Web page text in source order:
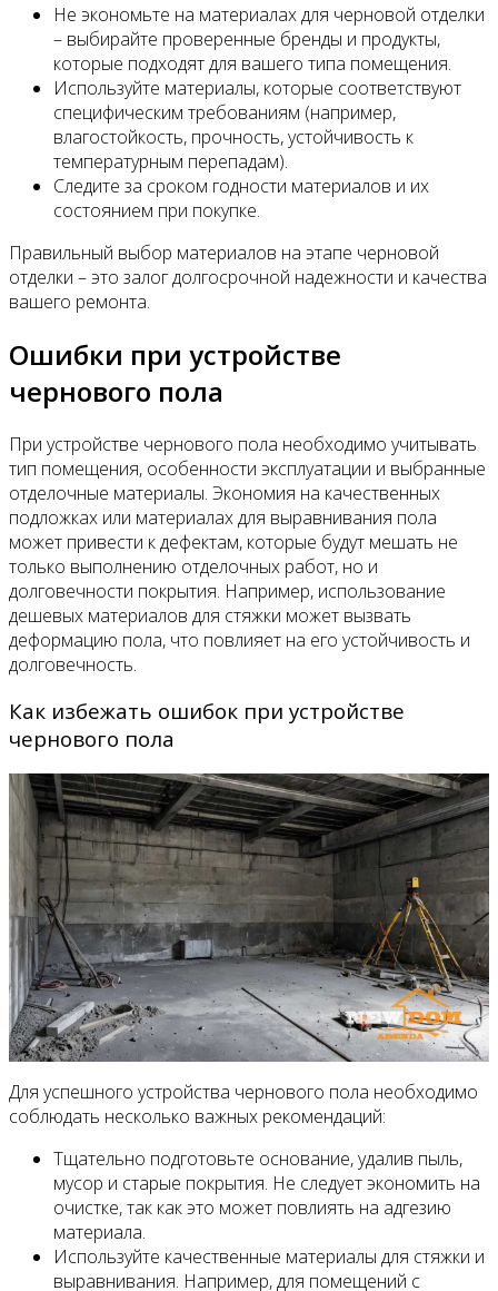
Не экономьте на материалах для черновой отделки
– выбирайте проверенные бренды и продукты,
которые подходят для вашего типа помещения.
Используйте материалы, которые соответствуют
специфическим требованиям (например,
влагостойкость, прочность, устойчивость к
температурным перепадам).
Следите за сроком годности материалов и их
состоянием при покупке.
Правильный выбор материалов на этапе черновой
отделки – это залог долгосрочной надежности и качества
вашего ремонта.
Ошибки при устройстве
чернового пола
При устройстве чернового пола необходимо учитывать
тип помещения, особенности эксплуатации и выбранные
отделочные материалы. Экономия на качественных
подложках или материалах для выравнивания пола
может привести к дефектам, которые будут мешать не
только выполнению отделочных работ, но и
долговечности покрытия. Например, использование
дешевых материалов для стяжки может вызвать
деформацию пола, что повлияет на его устойчивость и
долговечность.
Как избежать ошибок при устройстве
чернового пола
Для успешного устройства чернового пола необходимо
соблюдать несколько важных рекомендаций:
Тщательно подготовьте основание, удалив пыль,
мусор и старые покрытия. Не следует экономить на
очистке, так как это может повлиять на адгезию
материала.
Используйте качественные материалы для стяжки и
выравнивания. Например, для помещений с